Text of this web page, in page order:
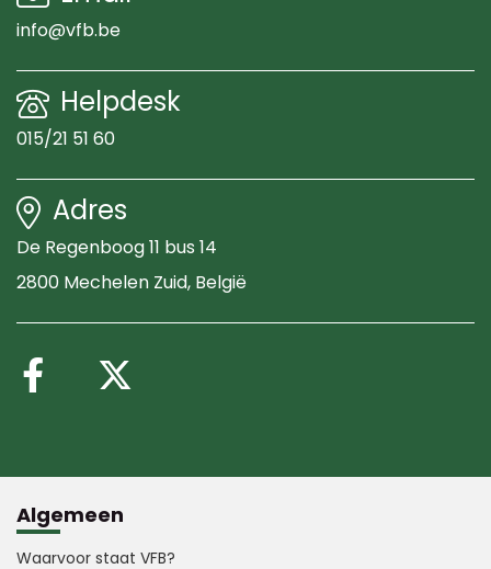
info@vfb.be
Helpdesk
015/21 51 60
Adres
De Regenboog 11 bus 14
2800 Mechelen Zuid, België
Volg ons op Facebook
Algemeen
Waarvoor staat VFB?